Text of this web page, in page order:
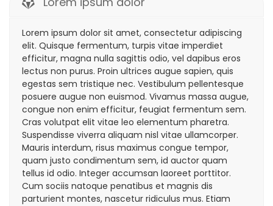
Lorem ipsum dolor sit amet, consectetur adipiscing
elit. Quisque fermentum, turpis vitae imperdiet
efficitur, magna nulla sagittis odio, vel dapibus eros
lectus non purus. Proin ultrices augue sapien, quis
egestas sem tristique nec. Vestibulum pellentesque
posuere augue non euismod. Vivamus massa augue,
congue non enim efficitur, feugiat fermentum sem.
Cras volutpat elit vitae leo elementum pharetra.
Suspendisse viverra aliquam nisl vitae ullamcorper.
Mauris interdum, risus maximus congue tempor,
quam justo condimentum sem, id auctor quam
tellus id odio. Integer accumsan laoreet porttitor.
Cum sociis natoque penatibus et magnis dis
parturient montes, nascetur ridiculus mus. Etiam